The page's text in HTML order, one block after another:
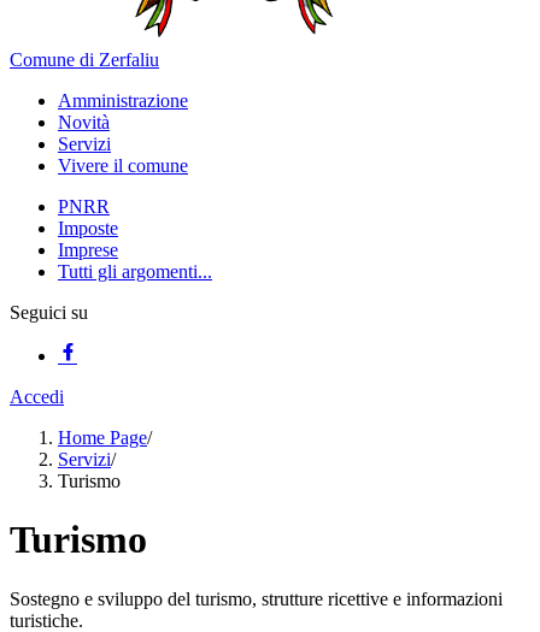
Comune di Zerfaliu
Amministrazione
Novità
Servizi
Vivere il comune
PNRR
Imposte
Imprese
Tutti gli argomenti...
Seguici su
Accedi
Home Page/
Servizi/
Turismo
Turismo
Sostegno e sviluppo del turismo, strutture ricettive e informazioni
turistiche.